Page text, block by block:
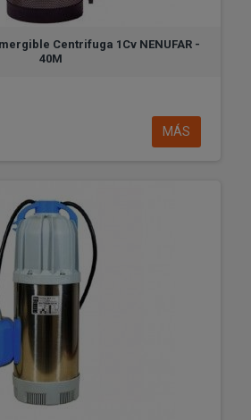
Centrifuga 1Cv NENUFAR -
40M
MÁS